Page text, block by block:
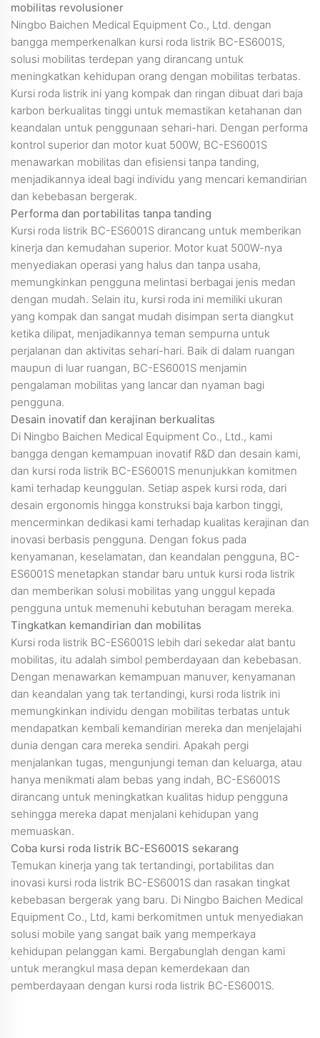
mobilitas revolusioner
Ningbo Baichen Medical Equipment Co., Ltd. dengan
bangga memperkenalkan kursi roda listrik BC-ES6001S,
solusi mobilitas terdepan yang dirancang untuk
meningkatkan kehidupan orang dengan mobilitas terbatas.
Kursi roda listrik ini yang kompak dan ringan dibuat dari baja
karbon berkualitas tinggi untuk memastikan ketahanan dan
keandalan untuk penggunaan sehari-hari. Dengan performa
kontrol superior dan motor kuat 500W, BC-ES6001S
menawarkan mobilitas dan efisiensi tanpa tanding,
menjadikannya ideal bagi individu yang mencari kemandirian
dan kebebasan bergerak.
Performa dan portabilitas tanpa tanding
Kursi roda listrik BC-ES6001S dirancang untuk memberikan
kinerja dan kemudahan superior. Motor kuat 500W-nya
menyediakan operasi yang halus dan tanpa usaha,
memungkinkan pengguna melintasi berbagai jenis medan
dengan mudah. Selain itu, kursi roda ini memiliki ukuran
yang kompak dan sangat mudah disimpan serta diangkut
ketika dilipat, menjadikannya teman sempurna untuk
perjalanan dan aktivitas sehari-hari. Baik di dalam ruangan
maupun di luar ruangan, BC-ES6001S menjamin
pengalaman mobilitas yang lancar dan nyaman bagi
pengguna.
Desain inovatif dan kerajinan berkualitas
Di Ningbo Baichen Medical Equipment Co., Ltd., kami
bangga dengan kemampuan inovatif R&D dan desain kami,
dan kursi roda listrik BC-ES6001S menunjukkan komitmen
kami terhadap keunggulan. Setiap aspek kursi roda, dari
desain ergonomis hingga konstruksi baja karbon tinggi,
mencerminkan dedikasi kami terhadap kualitas kerajinan dan
inovasi berbasis pengguna. Dengan fokus pada
kenyamanan, keselamatan, dan keandalan pengguna, BC-
ES6001S menetapkan standar baru untuk kursi roda listrik
dan memberikan solusi mobilitas yang unggul kepada
pengguna untuk memenuhi kebutuhan beragam mereka.
Tingkatkan kemandirian dan mobilitas
Kursi roda listrik BC-ES6001S lebih dari sekedar alat bantu
mobilitas, itu adalah simbol pemberdayaan dan kebebasan.
Dengan menawarkan kemampuan manuver, kenyamanan
dan keandalan yang tak tertandingi, kursi roda listrik ini
memungkinkan individu dengan mobilitas terbatas untuk
mendapatkan kembali kemandirian mereka dan menjelajahi
dunia dengan cara mereka sendiri. Apakah pergi
menjalankan tugas, mengunjungi teman dan keluarga, atau
hanya menikmati alam bebas yang indah, BC-ES6001S
dirancang untuk meningkatkan kualitas hidup pengguna
sehingga mereka dapat menjalani kehidupan yang
memuaskan.
Coba kursi roda listrik BC-ES6001S sekarang
Temukan kinerja yang tak tertandingi, portabilitas dan
inovasi kursi roda listrik BC-ES6001S dan rasakan tingkat
kebebasan bergerak yang baru. Di Ningbo Baichen Medical
Equipment Co., Ltd, kami berkomitmen untuk menyediakan
solusi mobile yang sangat baik yang memperkaya
kehidupan pelanggan kami. Bergabunglah dengan kami
untuk merangkul masa depan kemerdekaan dan
pemberdayaan dengan kursi roda listrik BC-ES6001S.